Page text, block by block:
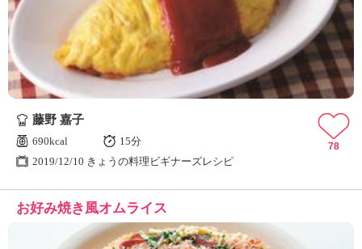
藤野 嘉子
690kcal
15分
2019/12/10 きょうの料理ビギナーズレシピ
78
お好み焼き風オムライス